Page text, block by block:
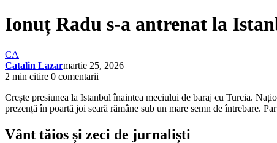
Ionuț Radu s-a antrenat la
CA
Catalin Lazarmartie 25, 2026
2 min citire 0 comentarii
Crește presiunea la Istanbul înaintea meciului de baraj cu Turcia.
prezență în poartă joi seară rămâne sub un mare semn de întrebare.
Vânt tăios și zeci de jurnaliști